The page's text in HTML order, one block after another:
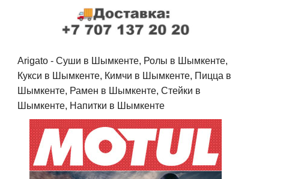
Arigato - Cуши в Шымкенте, Ролы в Шымкенте,
Кукси в Шымкенте, Кимчи в Шымкенте, Пицца в
Шымкенте, Рамен в Шымкенте, Стейки в
Шымкенте, Напитки в Шымкенте